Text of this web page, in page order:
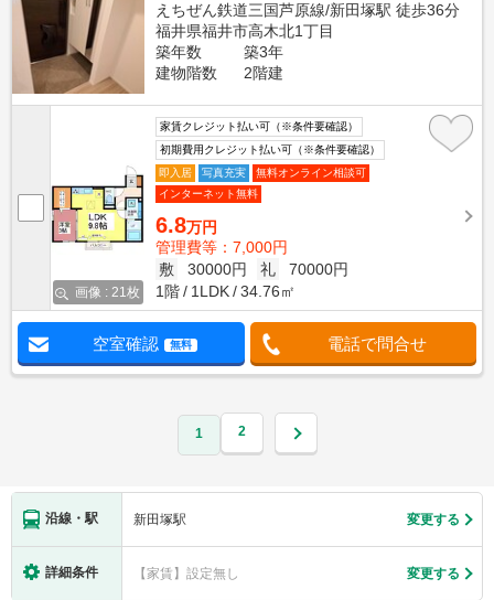
えちぜん鉄道三国芦原線/新田塚駅 徒歩36分
福井県福井市高木北1丁目
築年数
築3年
建物階数
2階建
画像 : 21枚
家賃クレジット払い可（※条件要確認）
初期費用クレジット払い可（※条件要確認）
即入居
写真充実
無料オンライン相談可
インターネット無料
6.8万円
管理費等：7,000円
敷
30000円 礼
70000円
1階
1LDK 34.76㎡
空室確認 無料 電話で問合せ
1 2
沿線・駅 新田塚駅 変更する
詳細条件 【家賃】設定無し 変更する